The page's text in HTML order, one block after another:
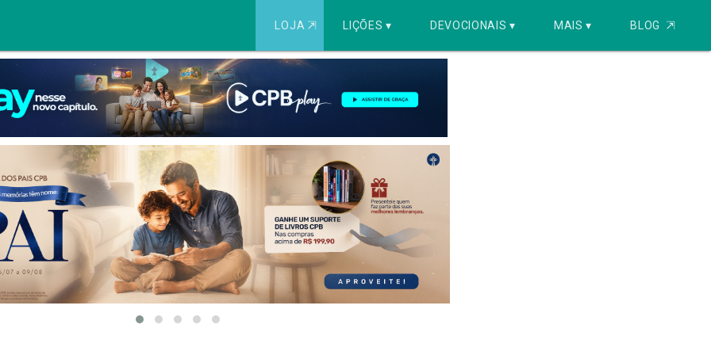
LOJA ⇱ LIÇÕES ▾ DEVOCIONAIS ▾ MAIS ▾ BLOG ⇱